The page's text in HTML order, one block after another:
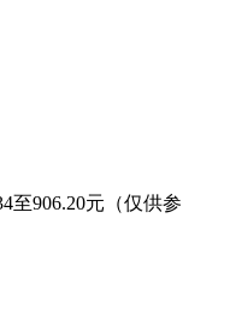
906.20元（仅供参